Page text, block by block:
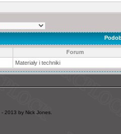
Forum
Materiały i techniki
2013 by Nick Jones.